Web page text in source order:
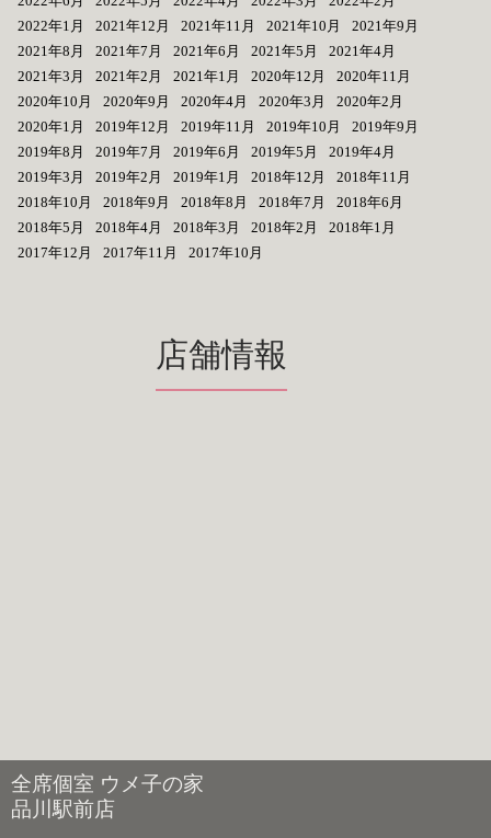
2022年1月
2021年12月 2021年11月 2021年10月
2021年9月
2021年8月
2021年7月 2021年6月 2021年5月
2021年4月
2021年3月
2021年2月 2021年1月 2020年12月
2020年11月
2020年10月
2020年9月 2020年4月 2020年3月
2020年2月
2020年1月
2019年12月 2019年11月 2019年10月
2019年9月
2019年8月
2019年7月 2019年6月 2019年5月
2019年4月
2019年3月
2019年2月 2019年1月 2018年12月
2018年11月
2018年10月
2018年9月 2018年8月 2018年7月
2018年6月
2018年5月
2018年4月 2018年3月 2018年2月
2018年1月
2017年12月
2017年11月 2017年10月
店舗情報
全席個室 ウメ子の家
品川駅前店